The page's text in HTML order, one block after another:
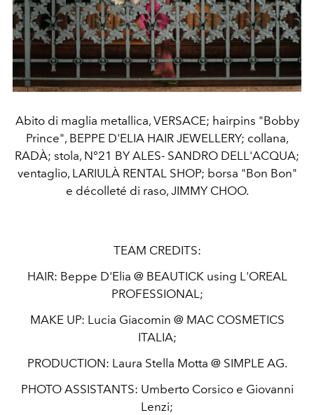
Abito di maglia metallica, VERSACE; hairpins "Bobby
Prince", BEPPE D'ELIA HAIR JEWELLERY; collana,
RADÀ; stola, N°21 BY ALES- SANDRO DELL'ACQUA;
ventaglio, LARIULÀ RENTAL SHOP; borsa "Bon Bon"
e décolleté di raso, JIMMY CHOO.
TEAM CREDITS:
HAIR: Beppe D'Elia @ BEAUTICK using L'OREAL
PROFESSIONAL;
MAKE UP: Lucia Giacomin @ MAC COSMETICS
ITALIA;
PRODUCTION: Laura Stella Motta @ SIMPLE AG.
PHOTO ASSISTANTS: Umberto Corsico e Giovanni
Lenzi;